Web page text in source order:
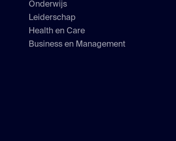
Onderwijs
Leiderschap
Health en Care
Business en Management